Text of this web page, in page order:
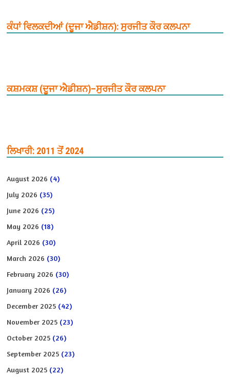
ਕੰਧਾਂ ਵਿਲਕਦੀਆਂ (ਦੂਜਾ ਐਡੀਸ਼ਨ): ਸੁਰਜੀਤ ਕੌਰ ਕਲਪਨਾ
ਕਸ਼ਮਕਸ਼ (ਦੂਜਾ ਐਡੀਸ਼ਨ)–ਸੁਰਜੀਤ ਕੌਰ ਕਲਪਨਾ
ਲਿਖਾਰੀ: 2011 ਤੋਂ 2024
August 2026 (4)
July 2026 (35)
June 2026 (25)
May 2026 (18)
April 2026 (30)
March 2026 (30)
February 2026 (30)
January 2026 (26)
December 2025 (42)
November 2025 (23)
October 2025 (26)
September 2025 (23)
August 2025 (22)